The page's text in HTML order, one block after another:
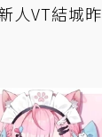
人VT結城昨